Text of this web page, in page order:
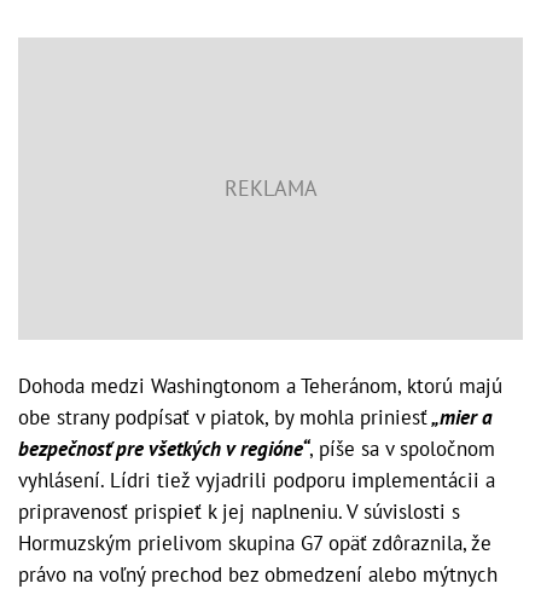
Dohoda medzi Washingtonom a Teheránom, ktorú majú
obe strany podpísať v piatok, by mohla priniesť„mier a
bezpečnosť pre všetkých v regióne“, píše sa v spoločnom
vyhlásení. Lídri tiež vyjadrili podporu implementácii a
pripravenosť prispieť k jej naplneniu. V súvislosti s
Hormuzským prielivom skupina G7 opäť zdôraznila, že
právo na voľný prechod bez obmedzení alebo mýtnych